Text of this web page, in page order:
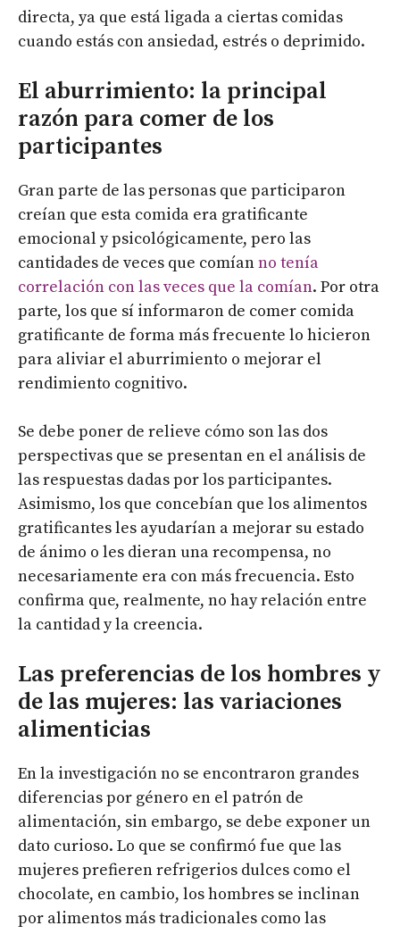
directa, ya que está ligada a ciertas comidas
cuando estás con ansiedad, estrés o deprimido.
El aburrimiento: la principal
razón para comer de los
participantes
Gran parte de las personas que participaron
creían que esta comida era gratificante
emocional y psicológicamente, pero las
cantidades de veces que comíanno tenía
correlación con las veces que la comían. Por otra
parte, los que sí informaron de comer comida
gratificante de forma más frecuente lo hicieron
para aliviar el aburrimiento o mejorar el
rendimiento cognitivo.
Se debe poner de relieve cómo son las dos
perspectivas que se presentan en el análisis de
las respuestas dadas por los participantes.
Asimismo, los que concebían que los alimentos
gratificantes les ayudarían a mejorar su estado
de ánimo o les dieran una recompensa, no
necesariamente era con más frecuencia. Esto
confirma que, realmente, no hay relación entre
la cantidad y la creencia.
Las preferencias de los hombres y
de las mujeres: las variaciones
alimenticias
En la investigación no se encontraron grandes
diferencias por género en el patrón de
alimentación, sin embargo, se debe exponer un
dato curioso. Lo que se confirmó fue que las
mujeres prefieren refrigerios dulces como el
chocolate, en cambio, los hombres se inclinan
por alimentos más tradicionales como las